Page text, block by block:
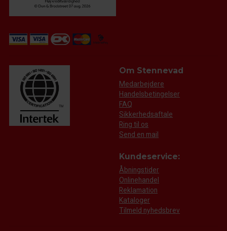
Om Stennevad
Medarbejdere
Handelsbetingelser
FAQ
Sikkerhedsaftale
Ring til os
Send en mail
Kundeservice:
Åbningstider
Onlinehandel
Reklamation
Kataloger
Tilmeld nyhedsbrev